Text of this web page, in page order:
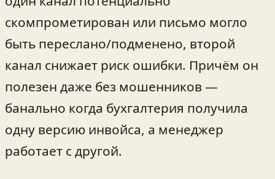
скомпрометирован или письмо могло
быть переслано/подменено, второй
канал снижает риск ошибки. Причём он
полезен даже без мошенников —
банально когда бухгалтерия получила
одну версию инвойса, а менеджер
работает с другой.